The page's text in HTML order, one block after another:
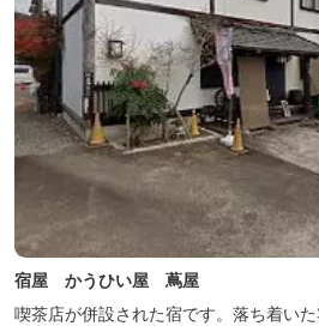
宿屋 かうひい屋 蔦屋
喫茶店が併設された宿です。落ち着い